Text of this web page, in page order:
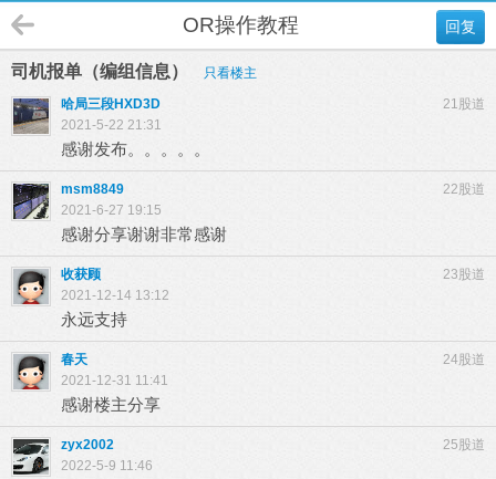
回复
OR操作教程
司机报单（编组信息）
只看楼主
21股道
哈局三段HXD3D
2021-5-22 21:31
感谢发布。。。。。
22股道
msm8849
2021-6-27 19:15
感谢分享谢谢非常感谢
23股道
收获顾
2021-12-14 13:12
永远支持
24股道
春天
2021-12-31 11:41
感谢楼主分享
25股道
zyx2002
2022-5-9 11:46